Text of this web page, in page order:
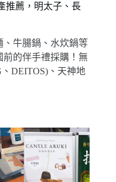
推薦，明太子、長
牛腸鍋、水炊鍋等
的伴手禮採購！無
DEITOS)、天神地